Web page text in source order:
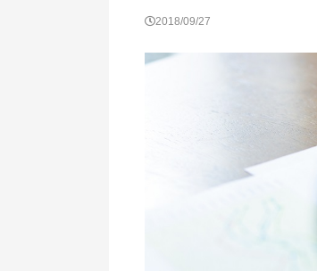
2018/09/27